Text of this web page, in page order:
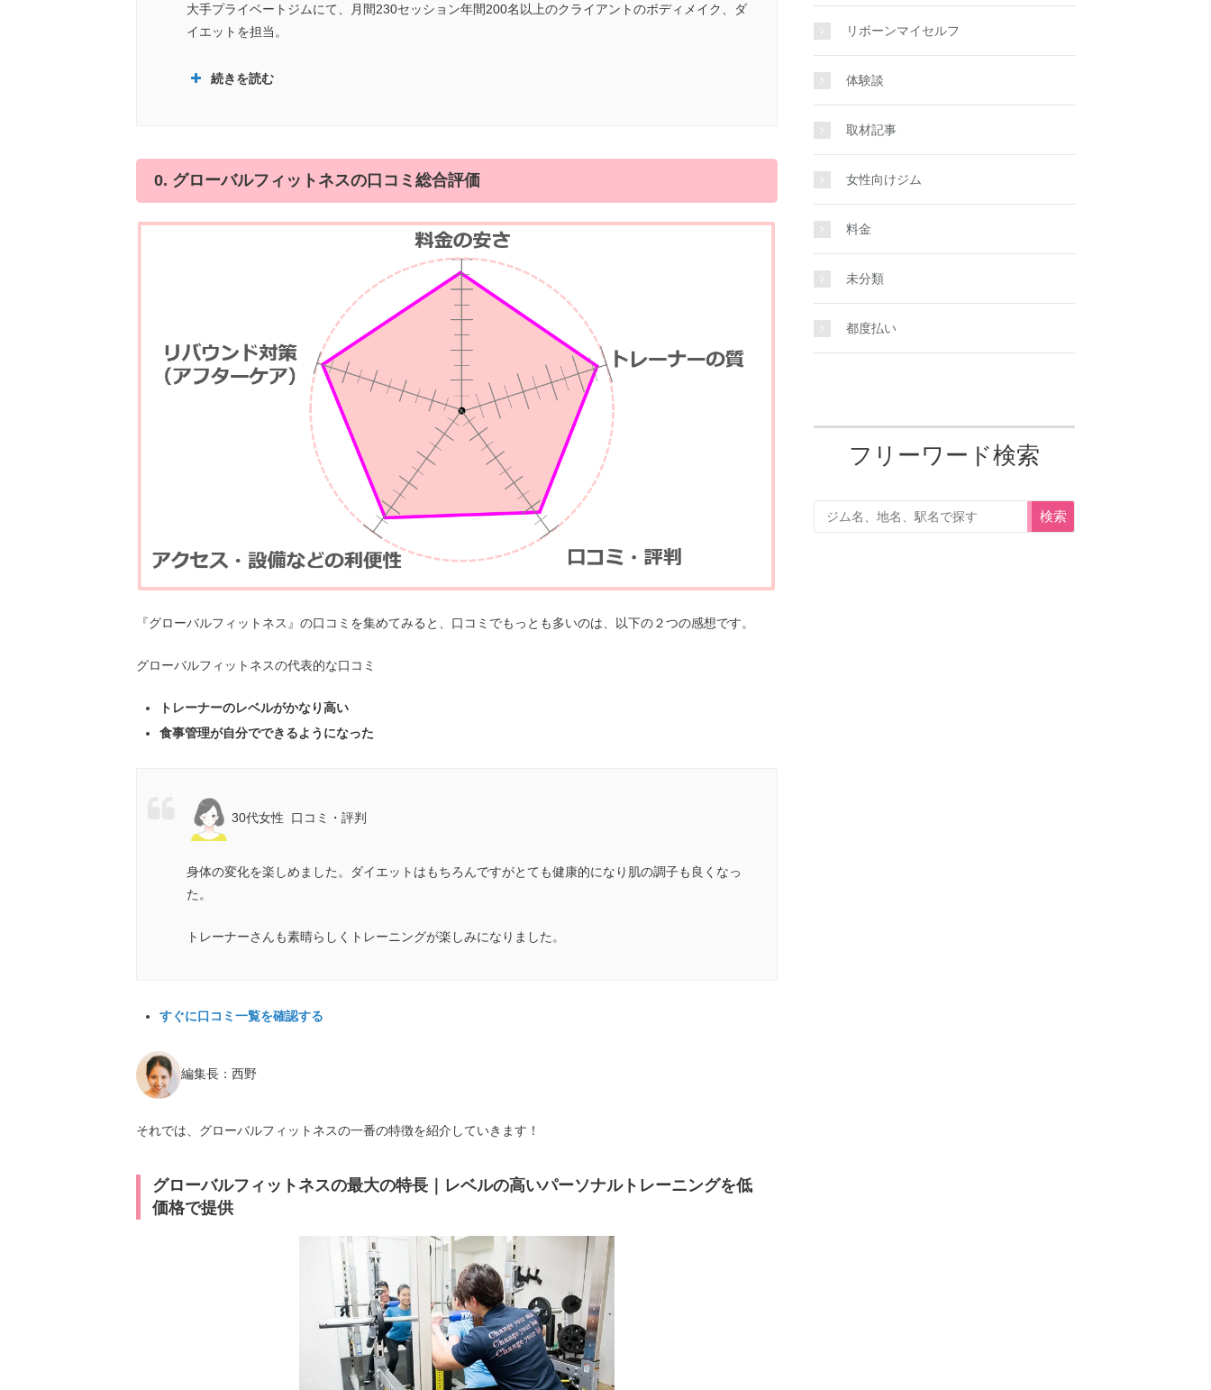
大手プライベートジムにて、月間230セッション年間200名以上のクライアントのボディメイク、ダ
イエットを担当。
続きを読む
0. グローバルフィットネスの口コミ総合評価
『グローバルフィットネス』の口コミを集めてみると、口コミでもっとも多いのは、以下の２つの感想です。
グローバルフィットネスの代表的な口コミ
トレーナーのレベルがかなり高い
食事管理が自分でできるようになった
30代女性 口コミ・評判
身体の変化を楽しめました。ダイエットはもちろんですがとても健康的になり肌の調子も良くなっ
た。
トレーナーさんも素晴らしくトレーニングが楽しみになりました。
すぐに口コミ一覧を確認する
編集長：西野
それでは、グローバルフィットネスの一番の特徴を紹介していきます！
グローバルフィットネスの最大の特長｜レベルの高いパーソナルトレーニングを低
価格で提供
リボーンマイセルフ
体験談
取材記事
女性向けジム
料金
未分類
都度払い
フリーワード検索
検索